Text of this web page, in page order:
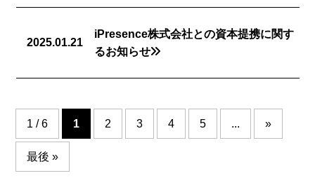
2025.01.21
iPresence株式会社との資本提携に関す
るお知らせ
1 / 6 1 2 3 4 5 ... »
最後 »